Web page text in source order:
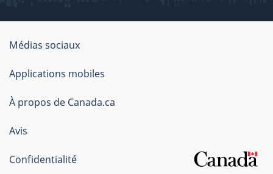
Organisation
du
gouvernement
du
Canada
Médias sociaux
Applications mobiles
À propos de Canada.ca
Avis
Confidentialité